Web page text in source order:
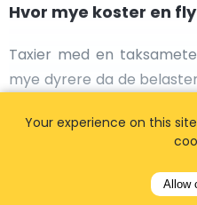
Hvor mye koster en
Taxier med en
mye dyrere da de
kilometer, og
Your experience on this
Allow